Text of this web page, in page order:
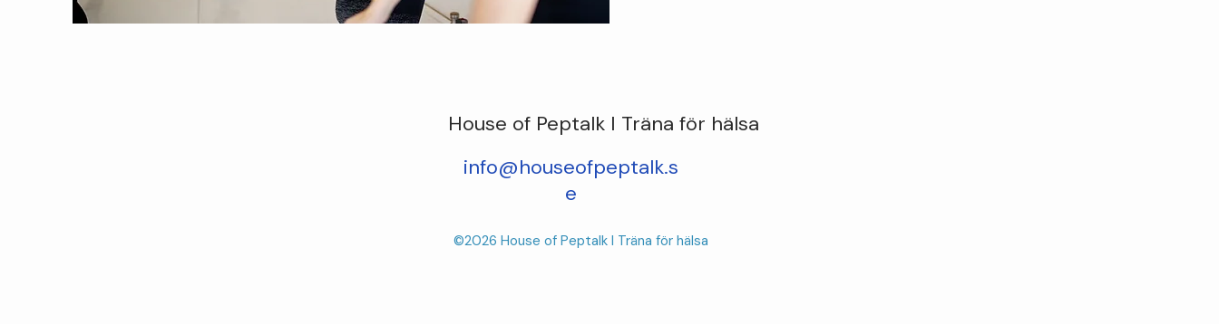
House of Peptalk I Träna för hälsa
info@houseofpeptalk.s
e
©2026 House of Peptalk I Träna för hälsa